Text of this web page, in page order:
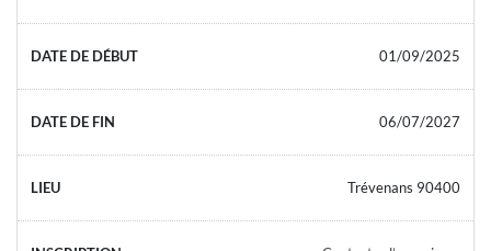
01/09/2025
06/07/2027
Trévenans 90400